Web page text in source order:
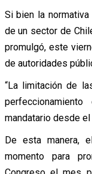
Si bien la
de un sector de
promulgó, este
de autoridades
“La limitación de
mandatario desde
De esta manera,
momento para